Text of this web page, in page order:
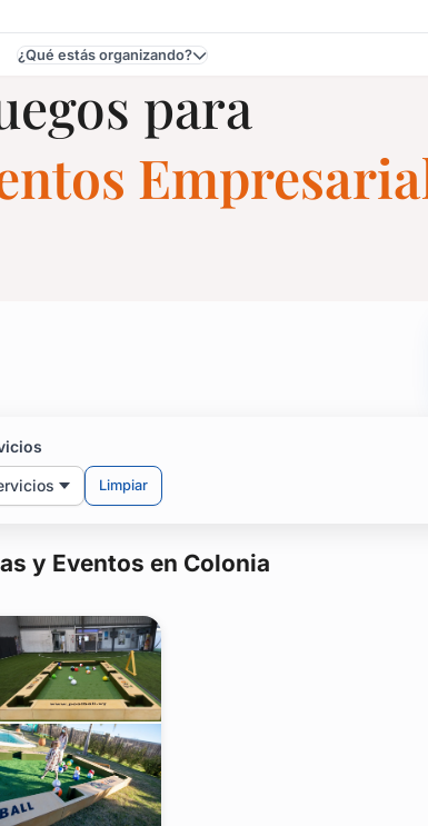
¿Qué estás organizando?
para
Limpiar
y Eventos en Colonia
y Eventos en